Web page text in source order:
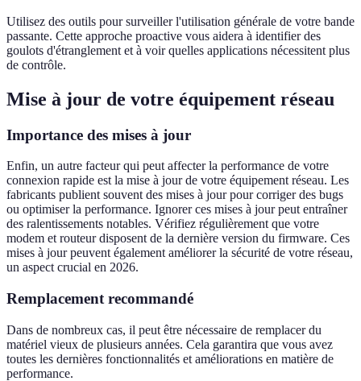
Utilisez des outils pour surveiller l'utilisation générale de votre bande
passante. Cette approche proactive vous aidera à identifier des
goulots d'étranglement et à voir quelles applications nécessitent plus
de contrôle.
Mise à jour de votre équipement réseau
Importance des mises à jour
Enfin, un autre facteur qui peut affecter la performance de votre
connexion rapide est la mise à jour de votre équipement réseau. Les
fabricants publient souvent des mises à jour pour corriger des bugs
ou optimiser la performance. Ignorer ces mises à jour peut entraîner
des ralentissements notables. Vérifiez régulièrement que votre
modem et routeur disposent de la dernière version du firmware. Ces
mises à jour peuvent également améliorer la sécurité de votre réseau,
un aspect crucial en 2026.
Remplacement recommandé
Dans de nombreux cas, il peut être nécessaire de remplacer du
matériel vieux de plusieurs années. Cela garantira que vous avez
toutes les dernières fonctionnalités et améliorations en matière de
performance.